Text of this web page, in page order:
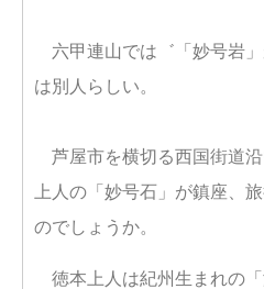
六甲連山では゛「妙号岩
は別人らしい。
芦屋市を横切る西国街道
上人の「妙号石」が鎮座、
のでしょうか。
徳本上人は紀州生まれの